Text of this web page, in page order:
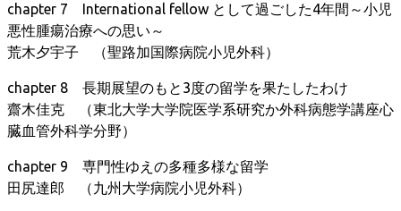
chapter 7 International fellow として過ごした4年間～小児
悪性腫瘍治療への思い～
荒木夕宇子 （聖路加国際病院小児外科）
chapter 8 長期展望のもと3度の留学を果たしたわけ
齋木佳克 （東北大学大学院医学系研究か外科病態学講座心
臓血管外科学分野）
chapter 9 専門性ゆえの多種多様な留学
田尻達郎 （九州大学病院小児外科）